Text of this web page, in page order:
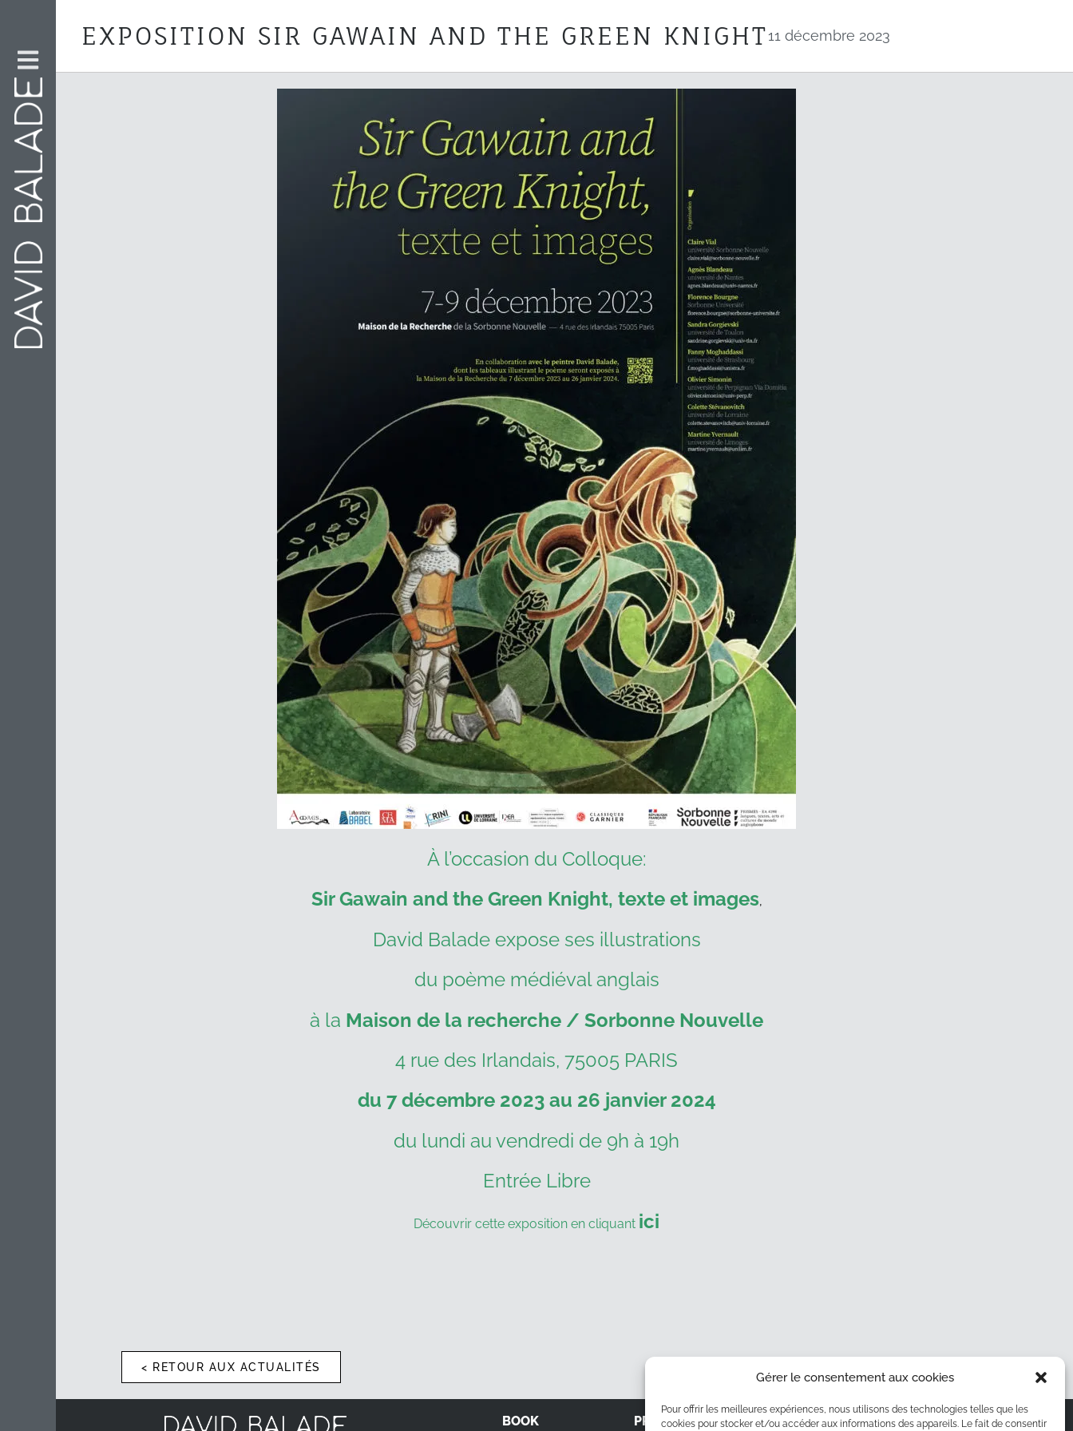
Gérer le consentement aux cookies
Pour offrir les meilleures expériences, nous utilisons des technologies telles que les
cookies pour stocker et/ou accéder aux informations des appareils. Le fait de consentir
EXPOSITION SIR GAWAIN AND THE GREEN KNIGHT11 décembre 2023
À l’occasion du Colloque:
Sir Gawain and the Green Knight, texte et images,
David Balade expose ses illustrations
du poème médiéval anglais
à la Maison de la recherche / Sorbonne Nouvelle
4 rue des Irlandais, 75005 PARIS
du 7 décembre 2023 au 26 janvier 2024
du lundi au vendredi de 9h à 19h
Entrée Libre
Découvrir cette exposition en cliquant ici
< RETOUR AUX ACTUALITÉS
BOOK
PRESTATIONS
SUIVEZ-MOI SUR LES RÉSEAUX